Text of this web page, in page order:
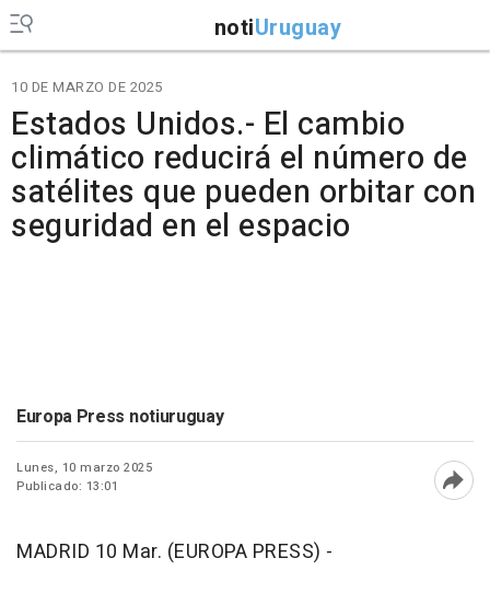
notiUruguay
10 DE MARZO DE 2025
Estados Unidos.- El cambio
climático reducirá el número de
satélites que pueden orbitar con
seguridad en el espacio
Europa Press notiuruguay
Lunes, 10 marzo 2025
Publicado: 13:01
MADRID 10 Mar. (EUROPA PRESS) -